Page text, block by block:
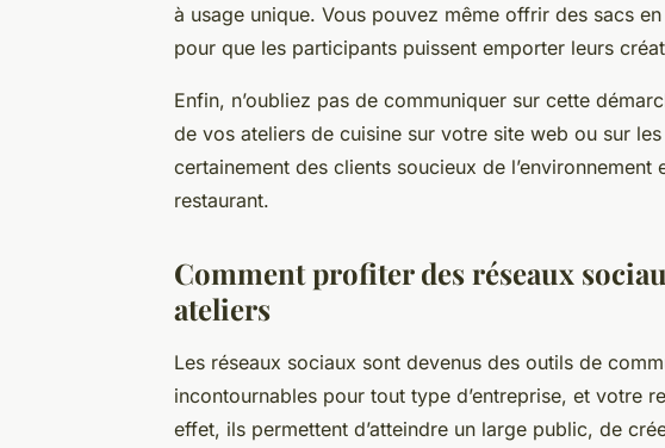
à usage unique. Vous pouvez même offrir des sacs
pour que les participants puissent emporter leurs
Enfin, n’oubliez pas de communiquer sur cette
de vos ateliers de cuisine sur votre site web ou sur
certainement des clients soucieux de
restaurant.
Comment profiter des réseaux
ateliers
Les réseaux sociaux sont devenus des outils de
incontournables pour tout type d’entreprise, et votre
effet, ils permettent d’atteindre un large public, de